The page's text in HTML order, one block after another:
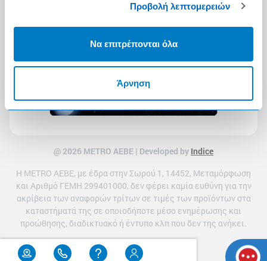
Προβολή λεπτομερειών
Να επιτρέπονται όλα
Άρνηση
@ 2026 ΜETRO AEBE | Developed by Indice
Η METRO ΑΕΒΕ, με έδρα στην Σωρού 1, 14452, Μεταμόρφωση
και Αριθμό ΓΕΜΗ 299401000, δεν φέρει καμία ευθύνη για την
ακρίβεια των αναφορών τρίτων σε τιμές των προϊόντων στα
καταστήματά της σε οποιοδήποτε μέσο ενημέρωσης και
προώθησης, διαδικτυακό ή έντυπο κλπ που δεν της ανήκει.